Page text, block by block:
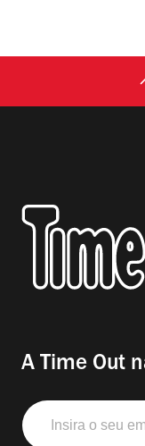
A Time Out
Insira
o